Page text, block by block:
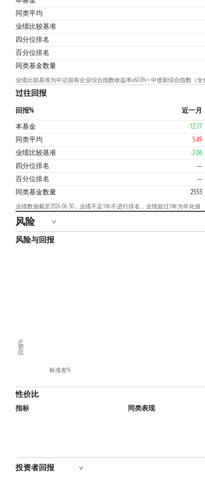
同类平均
业绩比较基准
四分位排名
百分位排名
同类基金数量
业绩比较基准为中证国有企业综合指数收益率x60.0% + 中债新综合指数（全
过往回报
回报% 近一月
本基金
-12.77
同类平均
5.49
业绩比较基准
-2.06
四分位排名
—
百分位排名 —
同类基金数量
2553
业绩数据截至2026-06-30，业绩不足1年不进行排名，业绩超过1年为年化值
风险
风险与回报
标准差%
回报%
性价比
指标 同类表现
投资者回报